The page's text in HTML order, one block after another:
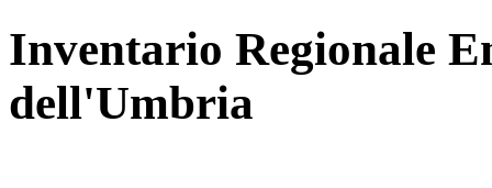
Inventario Regionale
dell'Umbria